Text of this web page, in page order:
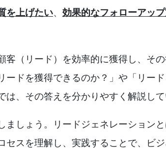
を上げたい、 効果的なフォローアッ
（リード）を効率的に獲得し、そ
ドを獲得できるのか？」や「リー
、その答えを分かりやすく解説して
ましょう。リードジェネレーション
スを理解し、実践することで、ビ